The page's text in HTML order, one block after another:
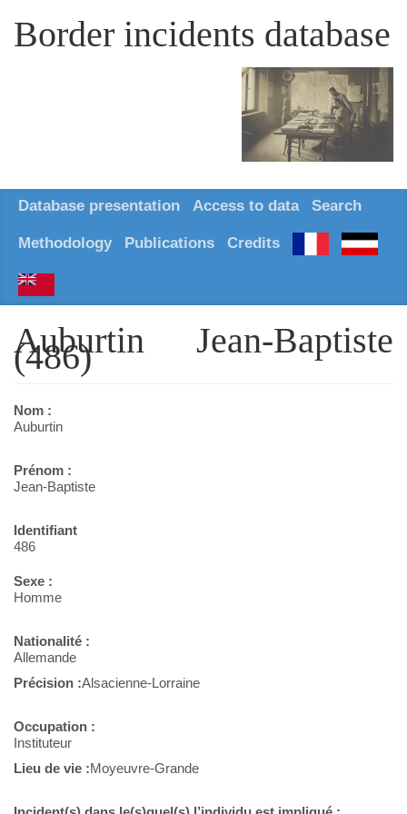
Border incidents database
Database presentation Access to data Search
Methodology Publications Credits
Auburtin Jean-Baptiste
(486)
Nom :
Auburtin
Prénom :
Jean-Baptiste
Identifiant
486
Sexe :
Homme
Nationalité :
Allemande
Précision :Alsacienne-Lorraine
Occupation :
Instituteur
Lieu de vie :Moyeuvre-Grande